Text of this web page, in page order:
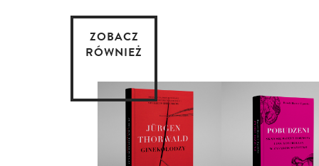
ZOBACZ
RÓWNIEŻ